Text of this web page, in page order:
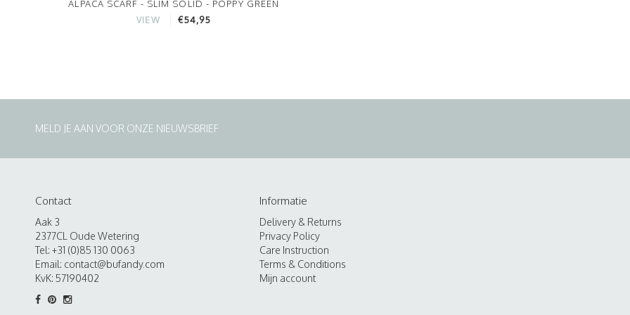
ALPACA SCARF - SLIM SOLID - POPPY GREEN
VIEW €54,95
MELD JE AAN VOOR ONZE NIEUWSBRIEF
Contact
Aak 3
2377CL Oude Wetering
Tel: +31 (0)85 130 0063
Email: contact@bufandy.com
KvK: 57190402
Informatie
Delivery & Returns
Privacy Policy
Care Instruction
Terms & Conditions
Mijn account